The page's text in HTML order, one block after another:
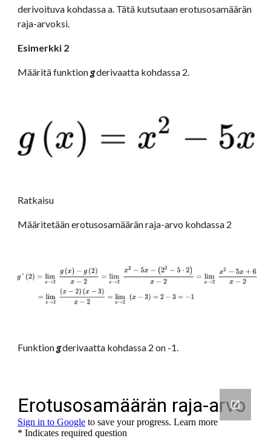
derivoituva kohdassa a. Tätä kutsutaan erotusosamäärän
raja-arvoksi.
Esimerkki 2
Määritä funktion g derivaatta kohdassa 2.
Ratkaisu
Määritetään erotusosamäärän raja-arvo kohdassa 2
Funktion g derivaatta kohdassa 2 on -1.